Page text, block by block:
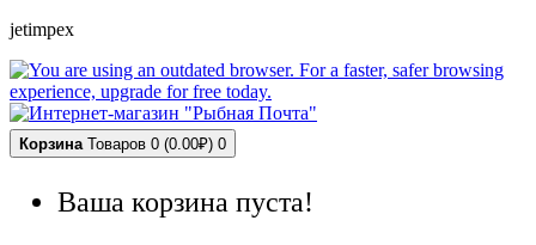
jetimpex
Корзина Товаров 0 (0.00₽) 0
Ваша корзина пуста!